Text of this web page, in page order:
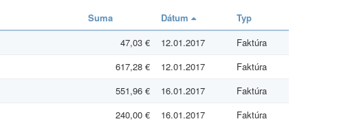
Suma Dátum
Typ
47,03 € 12.01.2017
Faktúra
617,28 € 12.01.2017
Faktúra
551,96 € 16.01.2017
Faktúra
240,00 € 16.01.2017
Faktúra